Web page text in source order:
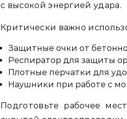
с высокой энергией удара.
Критически важно
Защитные очки от
Респиратор для защиты
Плотные перчатки для
Наушники при работе с
Подготовьте рабочее